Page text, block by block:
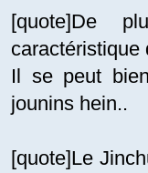
[quote]De
caractéristique
Il se peut
jounins hein..
[quote]Le